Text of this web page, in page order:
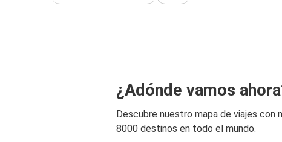
¿Adónde vamos
Descubre nuestro mapa de viajes con
8000 destinos en todo el mundo.